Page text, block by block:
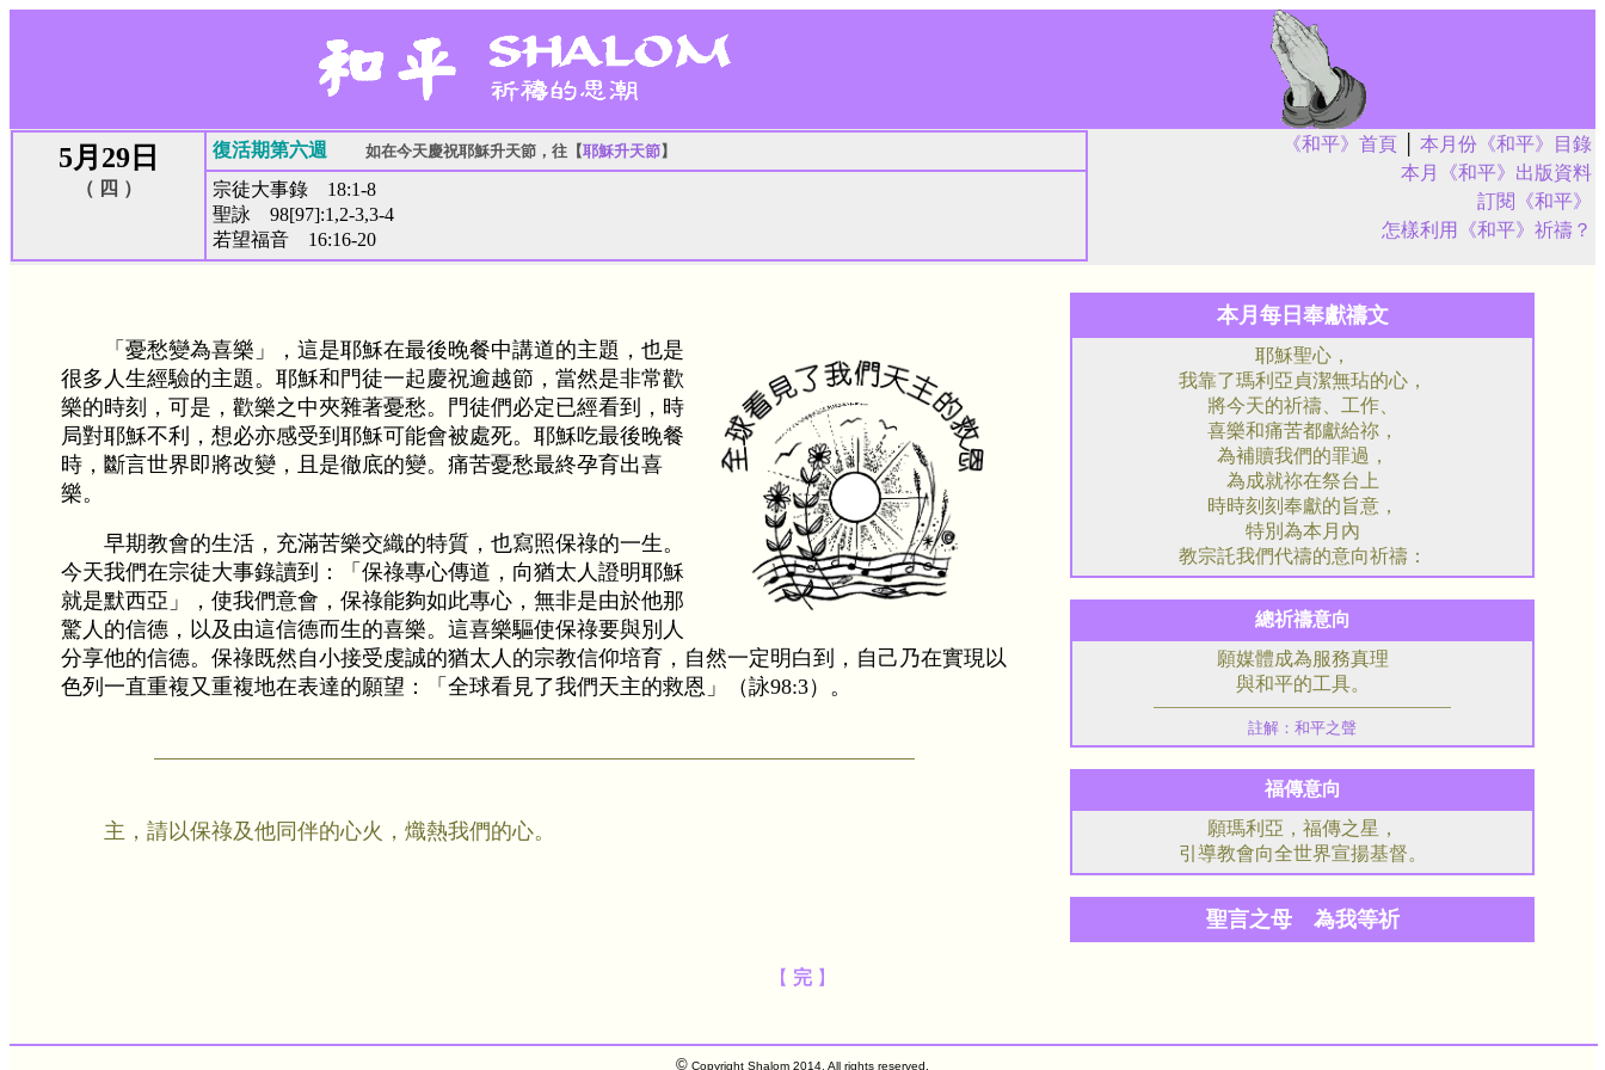
5月29日
（ 四 ）
復活期第六週 如在今天慶祝耶穌升天節，往【耶穌升天節】
宗徒大事錄 18:1-8
聖詠 98[97]:1,2-3,3-4
若望福音 16:16-20
《和平》首頁
本月份《和平》目錄
本月《和平》出版資料
訂閱《和平》
怎樣利用《和平》祈禱？
「憂愁變為喜樂」，這是耶穌在最後晚餐中講道的主題，也是
很多人生經驗的主題。耶穌和門徒一起慶祝逾越節，當然是非常歡
樂的時刻，可是，歡樂之中夾雜著憂愁。門徒們必定已經看到，時
局對耶穌不利，想必亦感受到耶穌可能會被處死。耶穌吃最後晚餐
時，斷言世界即將改變，且是徹底的變。痛苦憂愁最終孕育出喜
樂。
早期教會的生活，充滿苦樂交織的特質，也寫照保祿的一生。
今天我們在宗徒大事錄讀到：「保祿專心傳道，向猶太人證明耶穌
就是默西亞」，使我們意會，保祿能夠如此專心，無非是由於他那
驚人的信德，以及由這信德而生的喜樂。這喜樂驅使保祿要與別人
分享他的信德。保祿既然自小接受虔誠的猶太人的宗教信仰培育，自然一定明白到，自己乃在實現以
色列一直重複又重複地在表達的願望：「全球看見了我們天主的救恩」（詠98:3）。
主，請以保祿及他同伴的心火，熾熱我們的心。
本月每日奉獻禱文
耶穌聖心，
我靠了瑪利亞貞潔無玷的心，
將今天的祈禱、工作、
喜樂和痛苦都獻給祢，
為補贖我們的罪過，
為成就祢在祭台上
時時刻刻奉獻的旨意，
特別為本月內
教宗託我們代禱的意向祈禱：
總祈禱意向
願媒體成為服務真理
與和平的工具。
註解：和平之聲
福傳意向
願瑪利亞，福傳之星，
引導教會向全世界宣揚基督。
聖言之母 為我等祈
【 完 】
© Copyright Shalom 2014. All rights reserved.